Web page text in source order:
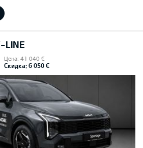
LINE
Цена: 41 040 €
Скидка: 6 050 €